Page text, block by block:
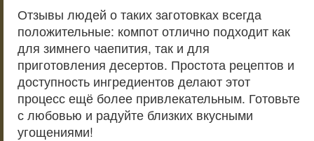
Отзывы людей о таких заготовках всегда
положительные: компот отлично подходит как
для зимнего чаепития, так и для
приготовления десертов. Простота рецептов и
доступность ингредиентов делают этот
процесс ещё более привлекательным. Готовьте
с любовью и радуйте близких вкусными
угощениями!